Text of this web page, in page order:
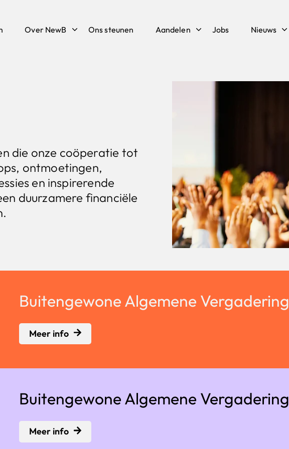
Over NewB Ons steunen Aandelen Jobs Nieuws
die onze coöperatie tot
ontmoetingen,
en inspirerende
duurzamere financiële
Buitengewone Algemene Vergadering
Meer info
Buitengewone Algemene Vergadering
Meer info